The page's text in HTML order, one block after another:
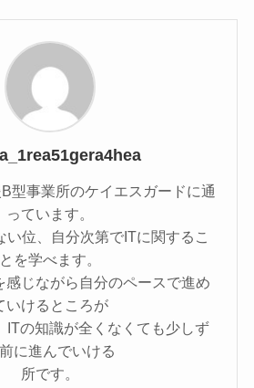
型事業所のケイエスガードに通
っています。
い位、自分次第でITに関するこ
とを学べます。
感じながら自分のペースで進め
いけるところが
ITの知識が全くなくても少しず
に進んでいける
所です。